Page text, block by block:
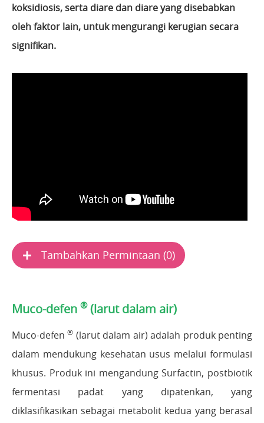
koksidiosis, serta diare dan diare yang disebabkan
oleh faktor lain, untuk mengurangi kerugian secara
signifikan.
Tambahkan Permintaan (0)
Muco-defen ®(larut dalam air)
Muco-defen® (larut dalam air) adalah produk penting
dalam mendukung kesehatan usus melalui formulasi
khusus. Produk ini mengandung Surfactin, postbiotik
fermentasi padat yang dipatenkan, yang
diklasifikasikan sebagai metabolit kedua yang berasal